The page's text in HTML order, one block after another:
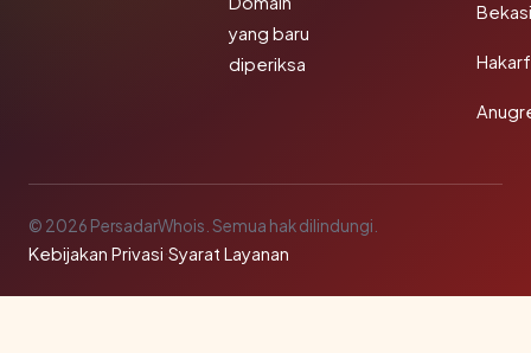
yang baru
diperiksa
© 2026 PersadarWhois. Semua hak dilindungi.
Kebijakan Privasi·Syarat Layanan